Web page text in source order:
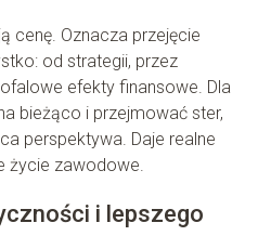
cenę. Oznacza przejęcie
od strategii, przez
efekty finansowe. Dla
bieżąco i przejmować ster,
perspektywa. Daje realne
życie zawodowe.
i lepszego